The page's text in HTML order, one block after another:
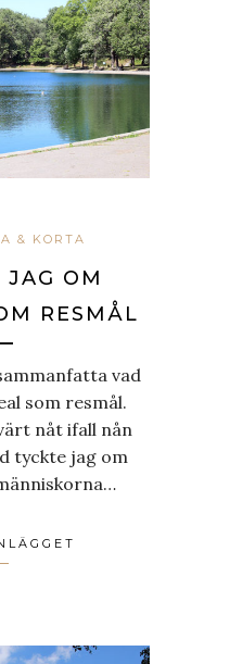
& KORTA
JAG OM
RESMÅL
vad
som resmål.
nåt ifall nån
tyckte jag om